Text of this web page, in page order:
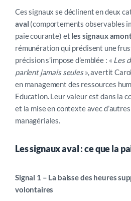
Ces signaux se déclinent en deux
aval (comportements observables
paie courante) et les signaux
rémunération qui prédisent une
précision s’impose d’emblée : « Les
parlent jamais seules», avertit
en management des ressources
Education. Leur valeur est dans la
et la mise en contexte avec
managériales.
Les signaux aval : ce que la
Signal 1 – La baisse des heures
volontaires